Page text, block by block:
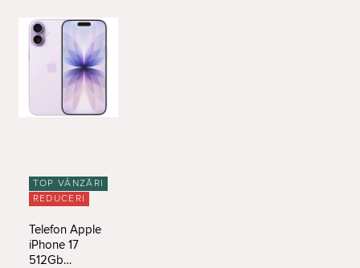
TOP VÂNZĂRI
REDUCERI
Telefon Apple
iPhone 17
512Gb